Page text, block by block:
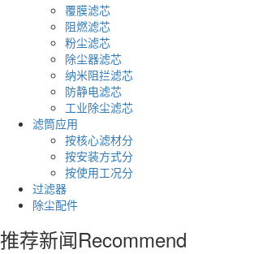
覆膜滤芯
阻燃滤芯
粉尘滤芯
除尘器滤芯
纳米阻拦滤芯
防静电滤芯
工业除尘滤芯
滤筒应用
按核心滤材分
按安装方式分
按使用工况分
过滤器
除尘配件
推荐新闻Recommend